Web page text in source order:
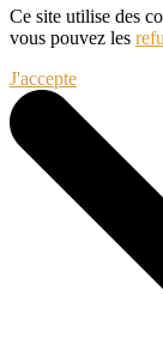
Ce site utilise des
vous pouvez les
J'accepte